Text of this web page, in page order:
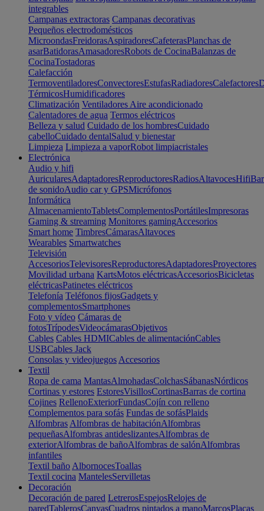
integrables
Campanas extractoras Campanas decorativas
Pequeños electrodomésticos
MicroondasFreidorasAspiradoresCafeterasPlanchas de
asarBatidorasAmasadoresRobots de CocinaBalanzas de
CocinaTostadoras
Calefacción
TermoventiladoresConvectoresEstufasRadiadoresCalefactores
TérmicosHumidificadores
Climatización Ventiladores Aire acondicionado
Calentadores de agua Termos eléctricos
Belleza y salud Cuidado de los hombresCuidado
cabelloCuidado dentalSalud y bienestar
Limpieza Limpieza a vaporRobot limpiacristales
Electrónica
Audio y hifi
AuricularesAdaptadoresReproductoresRadiosAltavocesHifi
de sonidoAudio car y GPSMicrófonos
Informática
AlmacenamientoTabletsComplementosPortátilesImpresoras
Gaming & streaming Monitores gamingAccesorios
Smart home TimbresCámarasAltavoces
Wearables Smartwatches
Televisión
AccesoriosTelevisoresReproductoresAdaptadoresProyectores
Movilidad urbana KartsMotos eléctricasAccesoriosBicicletas
eléctricasPatinetes eléctricos
Telefonía Teléfonos fijosGadgets y
complementosSmartphones
Foto y vídeo Cámaras de
fotosTrípodesVideocámarasObjetivos
Cables Cables HDMICables de alimentaciónCables
USBCables Jack
Consolas y videojuegos Accesorios
Textil
Ropa de cama MantasAlmohadasColchasSábanasNórdicos
Cortinas y estores EstoresVisillosCortinasBarras de cortina
Cojines RellenoExteriorFundasCojín con relleno
Complementos para sofás Fundas de sofásPlaids
Alfombras Alfombras de habitaciónAlfombras
pequeñasAlfombras antideslizantesAlfombras de
exteriorAlfombras de bañoAlfombras de salónAlfombras
infantiles
Textil baño AlbornocesToallas
Textil cocina MantelesServilletas
Decoración
Decoración de pared LetrerosEspejosRelojes de
paredTablerosCanvasCuadros pintados a manoMarcosPlacas